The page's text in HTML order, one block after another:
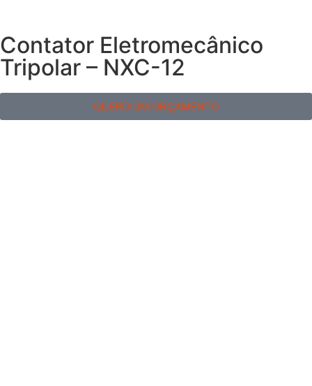
Contator Eletromecânico
Tripolar – NXC-12
QUERO UM ORÇAMENTO